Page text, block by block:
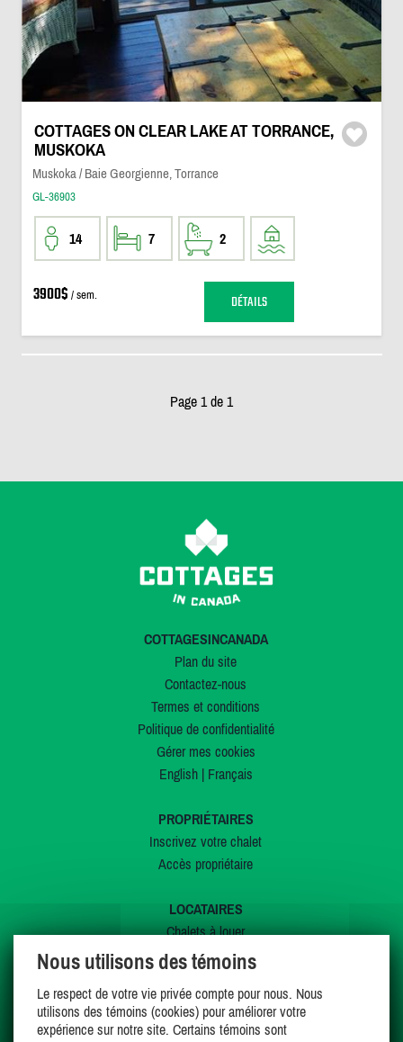
COTTAGES ON CLEAR LAKE AT TORRANCE,
MUSKOKA
Muskoka / Baie Georgienne, Torrance
GL-36903
14 7 2
3900$ / sem. DÉTAILS
Page 1 de 1
COTTAGESINCANADA
Plan du site
Contactez-nous
Termes et conditions
Politique de confidentialité
Gérer mes cookies
English| Français
PROPRIÉTAIRES
Inscrivez votre chalet
Accès propriétaire
LOCATAIRES
Chalets à louer
Chalets à vendre
Offres spéciales
Mes favoris
Nous utilisons des témoins
Le respect de votre vie privée compte pour nous. Nous
utilisons des témoins (cookies) pour améliorer votre
expérience sur notre site. Certains témoins sont